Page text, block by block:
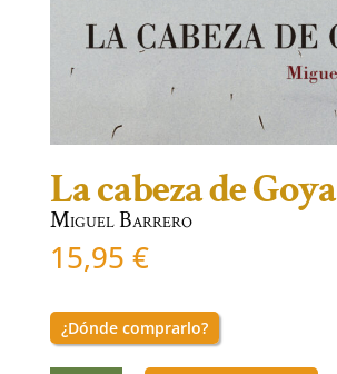
La cabeza de Goya
Miguel Barrero
15,95 €
¿Dónde comprarlo?